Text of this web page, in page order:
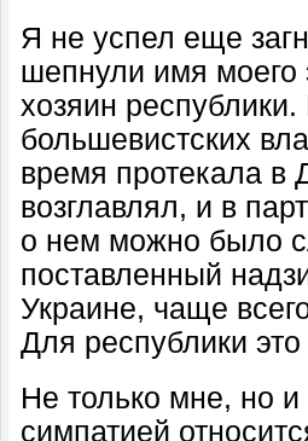
Я не успел еще
шепнули имя моего
хозяин
большевистских
время протекала в
возглавлял, и в
о нем можно было
поставленный
Украине, чаще
Для республики
Не только мне, но
симпатией